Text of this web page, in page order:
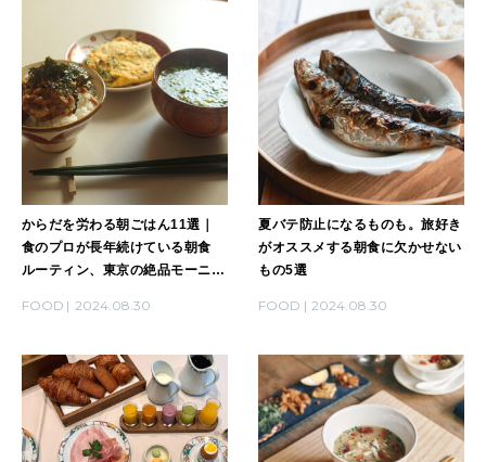
からだを労わる朝ごはん11選｜
食のプロが長年続けている朝食
ルーティン、東京の絶品モーニン
FOOD 2024.08.30
夏バテ防止になるものも。旅好き
がオススメする朝食に欠かせない
もの5選
FOOD 2024.08.30